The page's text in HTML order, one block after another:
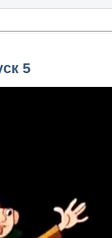
5